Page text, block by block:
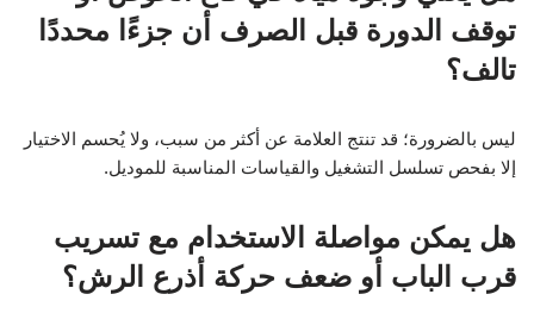
توقف الدورة قبل الصرف أن جزءًا محددًا
تالف؟
ليس بالضرورة؛ قد تنتج العلامة عن أكثر من سبب، ولا يُحسم الاختيار
إلا بفحص تسلسل التشغيل والقياسات المناسبة للموديل.
هل يمكن مواصلة الاستخدام مع تسريب
قرب الباب أو ضعف حركة أذرع الرش؟